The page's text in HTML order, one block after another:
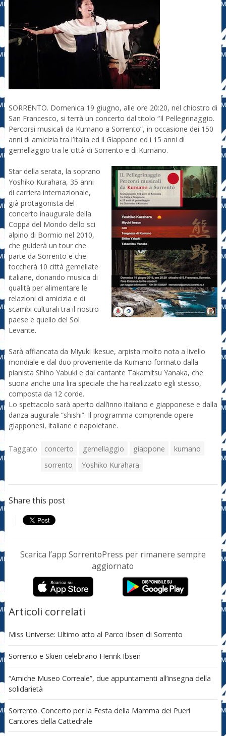
SORRENTO. Domenica 19 giugno, alle ore 20:20, nel chiostro di
San Francesco, si terrà un concerto dal titolo “Il Pellegrinaggio.
Percorsi musicali da Kumano a Sorrento”, in occasione dei 150
anni di amicizia tra l’Italia ed il Giappone ed i 15 anni di
gemellaggio tra le città di Sorrento e di Kumano.
Star della serata, la soprano
Yoshiko Kurahara, 35 anni
di carriera internazionale,
già protagonista del
concerto inaugurale della
Coppa del Mondo dello sci
alpino di Bormio nel 2010,
che guiderà un tour che
parte da Sorrento e che
toccherà 10 città gemellate
italiane, donando musica di
qualità per alimentare le
relazioni di amicizia e di
scambi culturali tra il nostro
paese e quello del Sol
Levante.
Sarà affiancata da Miyuki Ikesue, arpista molto nota a livello
mondiale e dal duo proveniente da Kumano formato dalla
pianista Shiho Yabuki e dal cantante Takamitsu Yanaka, che
suona anche una lira speciale che ha realizzato egli stesso,
composta da 12 corde.
Lo spettacolo sarà aperto dall’inno italiano e giapponese e dalla
danza augurale “shishi”. Il programma comprende opere
giapponesi, italiane e napoletane.
Taggato concerto gemellaggio giappone
kumano
sorrento
Yoshiko Kurahara
Share this post
Scarica l’app SorrentoPress per rimanere sempre
aggiornato
Articoli correlati
Miss Universe: Ultimo atto al Parco Ibsen di Sorrento
Sorrento e Skien celebrano Henrik Ibsen
“Amiche Museo Correale”, due appuntamenti all’insegna della
solidarietà
Sorrento. Concerto per la Festa della Mamma dei Pueri
Cantores della Cattedrale